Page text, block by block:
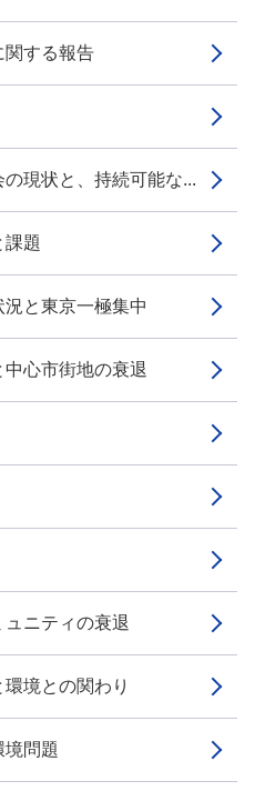
する報告
現状と、持続可能な...
題
と東京一極集中
心市街地の衰退
ニティの衰退
境との関わり
問題